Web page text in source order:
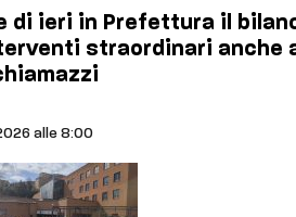
di ieri in Prefettura il
straordinari anche
alle 8:00